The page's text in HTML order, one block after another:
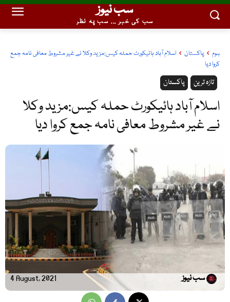
سب نیوز
سب کی خبر ... سب پہ نظر
ہوم پاکستان
اسلام آباد ہائیکورٹ حملہ کیس:مزید وکلا نے غیر مشروط معافی نامہ جمع
کروا دیا
پاکستان تازہ ترین
اسلام آباد ہائیکورٹ حملہ کیس:مزید وکلا
نے غیر مشروط معافی نامہ جمع کروا دیا
4 August, 2021 سب نیوز